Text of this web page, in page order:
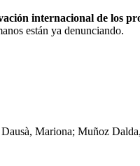
internacional de los
están ya denunciando.
Mariona; Muñoz